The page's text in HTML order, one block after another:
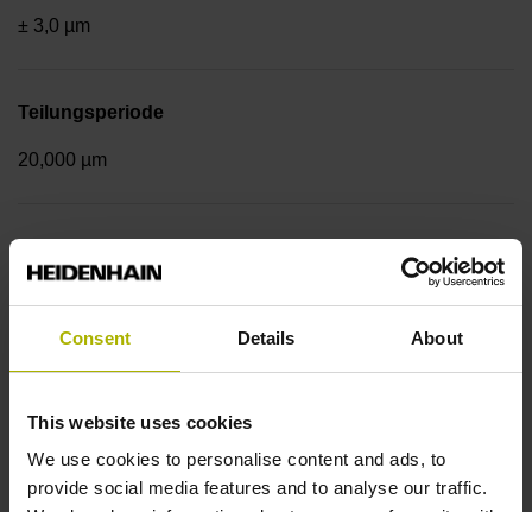
Consent Details About
This website uses cookies
We use cookies to personalise content and ads, to
provide social media features and to analyse our traffic.
± 3,0 µm
Teilungsperiode
20,000 µm
sinusförmige Spannungssignale (1 Vss)